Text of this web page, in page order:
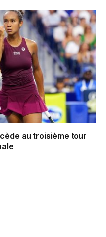
au troisième tour